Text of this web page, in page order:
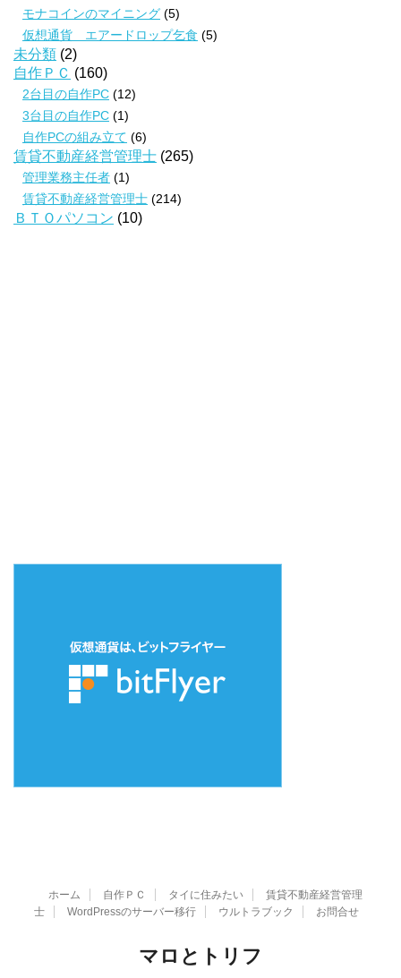
モナコインのマイニング (5)
仮想通貨 エアードロップ乞食 (5)
未分類 (2)
自作ＰＣ (160)
2台目の自作PC (12)
3台目の自作PC (1)
自作PCの組み立て (6)
賃貸不動産経営管理士 (265)
管理業務主任者 (1)
賃貸不動産経営管理士 (214)
ＢＴＯパソコン (10)
ホーム 自作ＰＣ タイに住みたい
賃貸不動産経営管理
士
WordPressのサーバー移行 ウルトラブック お問合せ
マロとトリフ